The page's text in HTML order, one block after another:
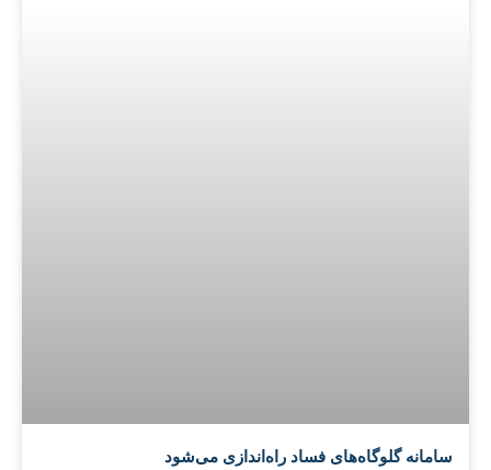
سامانه گلوگاه‌های فساد راه‌اندازی می‌شود